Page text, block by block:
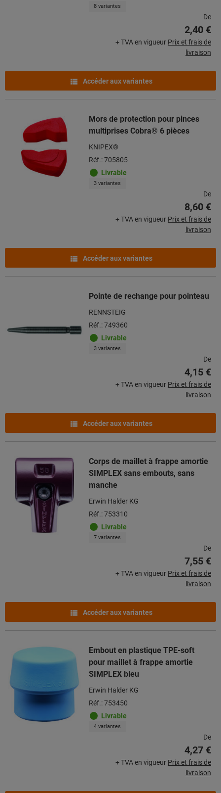
8 variantes
De
2,40 €
+ TVA en vigueur Prix et frais de
livraison
Accéder aux variantes
Mors de protection pour pinces
multiprises Cobra® 6 pièces
KNIPEX®
Réf.: 705805
Livrable
3 variantes
De
8,60 €
+ TVA en vigueur Prix et frais de
livraison
Accéder aux variantes
Pointe de rechange pour pointeau
RENNSTEIG
Réf.: 749360
Livrable
3 variantes
De
4,15 €
+ TVA en vigueur Prix et frais de
livraison
Accéder aux variantes
Corps de maillet à frappe amortie
SIMPLEX sans embouts, sans
manche
Erwin Halder KG
Réf.: 753310
Livrable
7 variantes
De
7,55 €
+ TVA en vigueur Prix et frais de
livraison
Accéder aux variantes
Embout en plastique TPE-soft
pour maillet à frappe amortie
SIMPLEX bleu
Erwin Halder KG
Réf.: 753450
Livrable
4 variantes
De
4,27 €
+ TVA en vigueur Prix et frais de
livraison